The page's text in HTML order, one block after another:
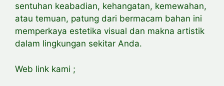
sentuhan keabadian, kehangatan, kemewahan,
atau temuan, patung dari bermacam bahan ini
memperkaya estetika visual dan makna artistik
dalam lingkungan sekitar Anda.
Web link kami ;